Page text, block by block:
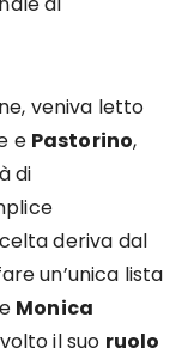
veniva letto
e Pastorino,
di
deriva dal
un’unica lista
Monica
il suo ruolo